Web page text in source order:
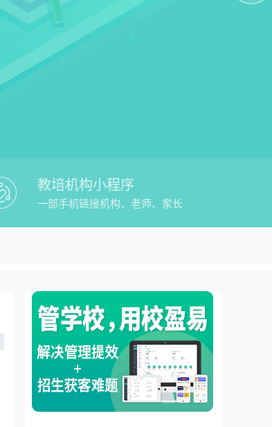
教培机构小程序
一部手机链接机构、老师、家长
务管理平台